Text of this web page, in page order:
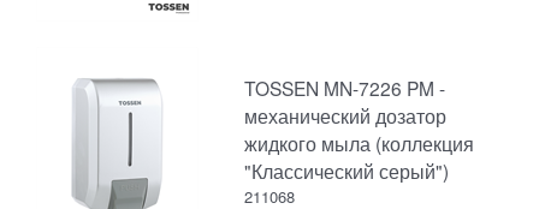
TOSSEN MN-7226 PM -
механический дозатор
жидкого мыла (коллекция
"Классический серый")
211068